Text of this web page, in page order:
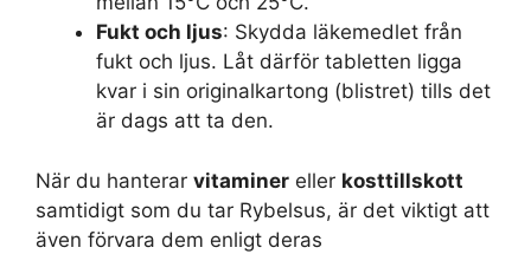
Fukt och ljus: Skydda läkemedlet från
fukt och ljus. Låt därför tabletten ligga
kvar i sin originalkartong (blistret) tills det
är dags att ta den.
När du hanterar vitaminer eller kosttillskott
samtidigt som du tar Rybelsus, är det viktigt att
även förvara dem enligt deras